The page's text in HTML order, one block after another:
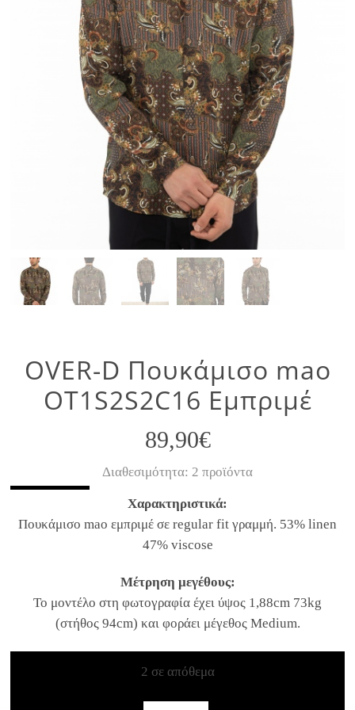
OVER-D Πουκάμισο mao
OT1S2S2C16 Εμπριμέ
89,90€
Διαθεσιμότητα: 2 προϊόντα
Χαρακτηριστικά:
Πουκάμισο mao εμπριμέ σε regular fit γραμμή. 53% linen
47% viscose
Μέτρηση μεγέθους:
Το μοντέλο στη φωτογραφία έχει ύψος 1,88cm 73kg
(στήθος 94cm) και φοράει μέγεθος Medium.
2 σε απόθεμα